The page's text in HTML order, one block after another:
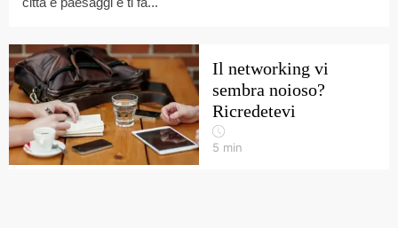
Il networking vi
sembra noioso?
Ricredetevi
5 min